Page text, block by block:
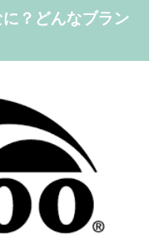
？どんなブラン